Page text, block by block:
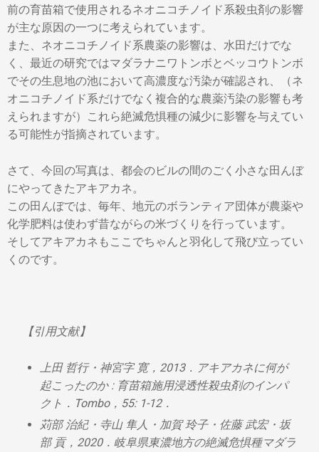
前の育苗箱で使用されるネオニコチノイド系殺虫剤の影響
が主な原因の一つに考えられています。
また、ネオニコチノイド系農薬の影響は、水田だけでな
く、最近の研究ではマダラナニワトンボとベッコウトンボ
でその生息地の池において高濃度な汚染が確認され、（ネ
オニコチノイド系だけでなく複合的な農薬汚染の影響も考
えられますが）これら絶滅危惧種の減少に影響を与えてい
る可能性が指摘されています。
さて、今回の写真は、都会のビルの間のごく小さな田んぼ
にやってきたアキアカネ。
この田んぼでは、毎年、地元のボランティア団体が農薬や
化学肥料は使わず昔ながらの米づくりを行っています。
そしてアキアカネもここでちゃんと羽化して飛び立ってい
くのです。
【引用文献】
上田 哲行・神宮字 寛，2013．アキアカネに何が
起こったのか : 育苗箱施用浸透性殺虫剤のインパ
クト．Tombo，55: 1-12．
苅部 治紀・寺山 隼人・加賀 玲子・佐藤 武宏・坂
部 貢，2020．岐阜県東濃地方の絶滅危惧種マダラ